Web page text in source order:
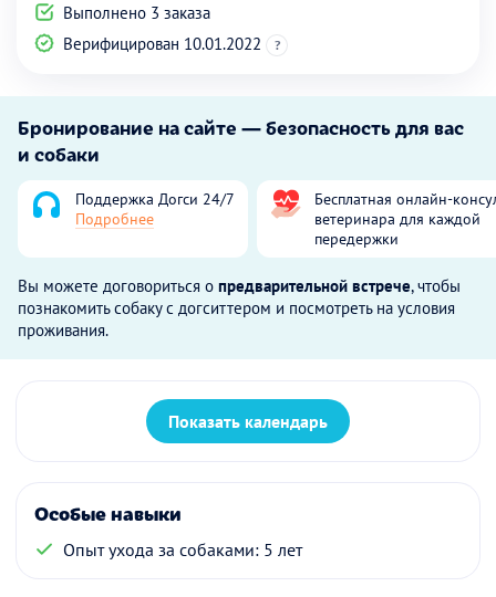
Выполнено 3 заказа
Верифицирован 10.01.2022
?
Бронирование на сайте — безопасность для вас
и собаки
Поддержка Догси 24/7
Подробнее
Бесплатная онлайн-
ветеринара для каждой
передержки
Вы можете договориться о предварительной встрече, чтобы
познакомить собаку с догситтером и посмотреть на условия
проживания.
Показать календарь
Особые навыки
Опыт ухода за собаками: 5 лет